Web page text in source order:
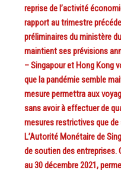
reprise de l’activité
rapport au trimestre
préliminaires du ministère
maintient ses prévisions
– Singapour et Hong Kong
que la pandémie semble
mesure permettra aux
sans avoir à effectuer de
mesures restrictives que
L’Autorité Monétaire de
de soutien des entreprises.
au 30 décembre 2021,